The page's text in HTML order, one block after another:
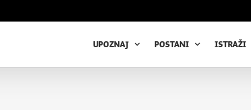
UPOZNAJ POSTANI ISTRAŽI